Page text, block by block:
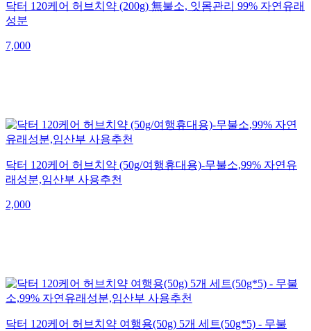
닥터 120케어 허브치약 (200g) 無불소, 잇몸관리 99% 자연유래
성분
7,000
닥터 120케어 허브치약 (50g/여행휴대용)-무불소,99% 자연유
래성분,임산부 사용추천
2,000
닥터 120케어 허브치약 여행용(50g) 5개 세트(50g*5) - 무불